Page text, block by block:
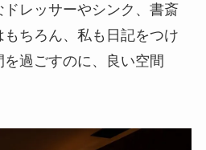
レッサーやシンク、書斎
ちろん、私も日記をつけ
過ごすのに、良い空間